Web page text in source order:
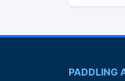
PADDLING